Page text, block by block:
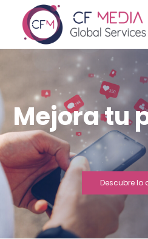
Mejora tu
Descubre lo